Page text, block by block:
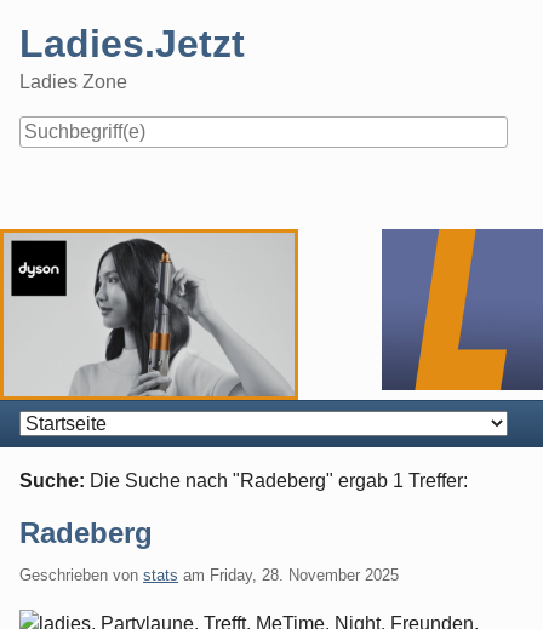
content
Ladies.Jetzt
Ladies Zone
Navigation
Suche: Die Suche nach "Radeberg" ergab 1 Treffer:
Radeberg
Geschrieben von stats am Friday, 28. November 2025